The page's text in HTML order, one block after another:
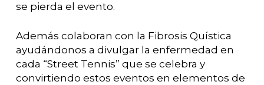
se pierda el evento.
Además colaboran con la Fibrosis Quística
ayudándonos a divulgar la enfermedad en
cada “Street Tennis” que se celebra y
convirtiendo estos eventos en elementos de